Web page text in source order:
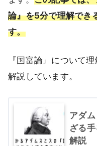
論』を5分で理解でき
す。
『国富論』について
解説しています。
アダ
ざる
解説